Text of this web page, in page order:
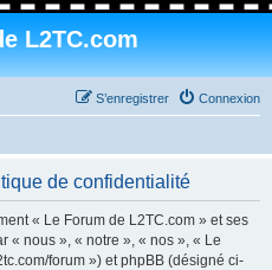
L2TC.com
Connexion
S’enregistrer
de confidentialité
« Le Forum de L2TC.com » et ses
« nous », « notre », « nos », « Le
forum ») et phpBB (désigné ci-